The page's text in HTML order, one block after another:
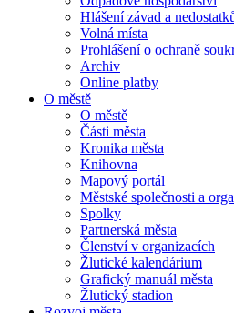
Hlášení závad a
Volná místa
Prohlášení o ochraně
Archiv
Online platby
O městě
O městě
Části města
Kronika města
Knihovna
Mapový portál
Městské společnosti a
Spolky
Partnerská města
Členství v organizacích
Žlutické kalendárium
Grafický manuál města
Žlutický stadion